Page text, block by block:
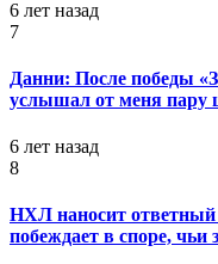
6 лет назад
7
Данни: После победы
услышал от меня пару
6 лет назад
8
НХЛ наносит ответный
побеждает в споре, чьи